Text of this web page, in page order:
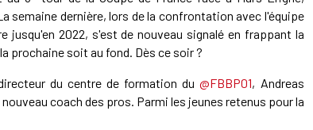
semaine dernière, lors de la confrontation avec l'équipe
jusqu'en 2022, s'est de nouveau signalé en frappant la
prochaine soit au fond. Dès ce soir ?
du centre de formation du@FBBP01, Andreas
coach des pros. Parmi les jeunes retenus pour la